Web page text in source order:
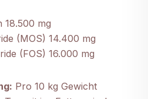
18.500 mg
(MOS) 14.400 mg
(FOS) 16.000 mg
Pro 10 kg Gewicht